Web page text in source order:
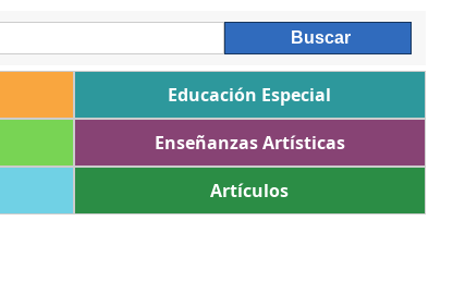
Educación Especial
Enseñanzas Artísticas
Artículos